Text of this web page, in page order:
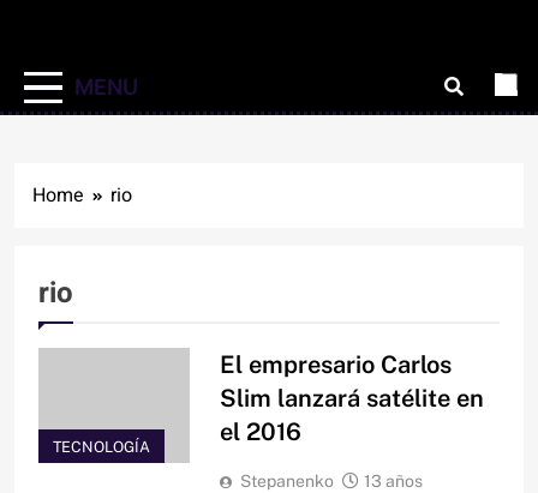
MENU
Home rio
rio
TECNOLOGÍA
El empresario Carlos
Slim lanzará satélite en
el 2016
Stepanenko
13 años